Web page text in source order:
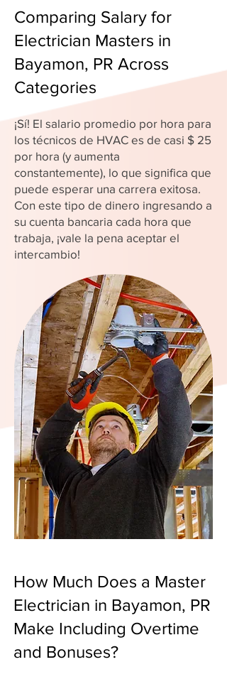
Comparing Salary for
Electrician Masters in
Bayamon, PR Across
Categories
¡Sí! El salario promedio por hora para
los técnicos de HVAC es de casi $ 25
por hora (y aumenta
constantemente), lo que significa que
puede esperar una carrera exitosa.
Con este tipo de dinero ingresando a
su cuenta bancaria cada hora que
trabaja, ¡vale la pena aceptar el
intercambio!
How Much Does a Master
Electrician in Bayamon, PR
Make Including Overtime
and Bonuses?